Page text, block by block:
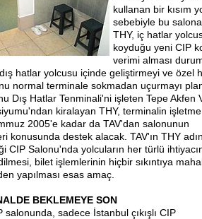
kullanan bir kısım
sebebiyle bu
THY, iç hatlar
koyduğu yeni CIP
verimi alması
hatlar yolcusu içinde geliştirmeyi ve özel
normal terminale sokmadan uçurmayı
Dış Hatlar Tenminali'ni işleten Tepe Akfen
kiralayan THY, terminalin
2005'e kadar da TAV'dan salonunun
konusunda destek alacak. TAV'ın THY
CIP Salonu'nda yolcuların her türlü
bilet işlemlerinin hiçbir sıkıntıya
yapılması esas amaç.
BEKLEMEYE SON
salonunda, sadece İstanbul çıkışlı CIP